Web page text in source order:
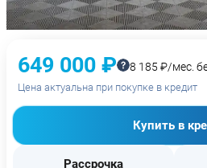
649 000 ₽ 8 185 ₽/мес.
Цена актуальна при покупке в кредит
Купить в
Рассрочка